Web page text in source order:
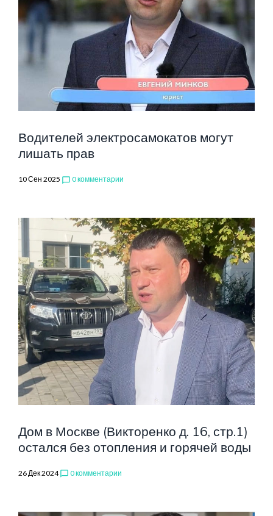
Водителей электросамокатов могут
лишать прав
10 Сен 2025 chat_bubble_outline 0 комментарии
Дом в Москве (Викторенко д. 16, стр.1)
остался без отопления и горячей воды
26 Дек 2024 chat_bubble_outline 0 комментарии